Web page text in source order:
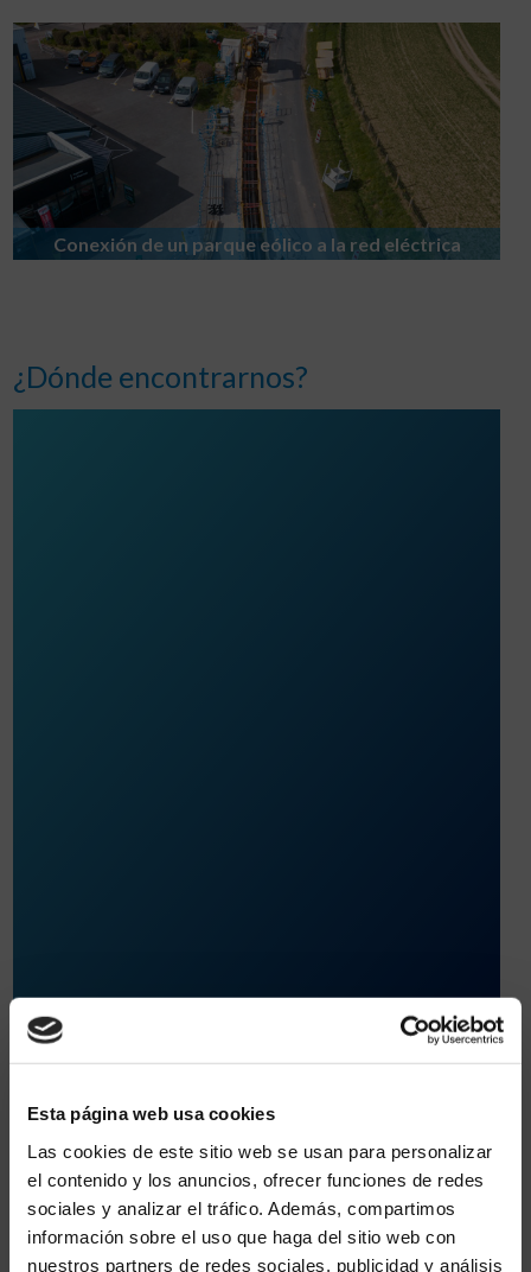
Esta página web usa cookies
Las cookies de este sitio web se usan para personalizar
el contenido y los anuncios, ofrecer funciones de redes
sociales y analizar el tráfico. Además, compartimos
información sobre el uso que haga del sitio web con
nuestros partners de redes sociales, publicidad y análisis
Conexión de un parque eólico a la red eléctrica
¿Dónde encontrarnos?
Acerca de
251, bd Mireille Lauze – CS 50056
13010 Marseille Cedex 10
04 91 80 85 85